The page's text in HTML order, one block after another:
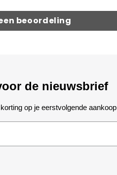
beoordeling
de nieuwsbrief
op je eerstvolgende aankoop